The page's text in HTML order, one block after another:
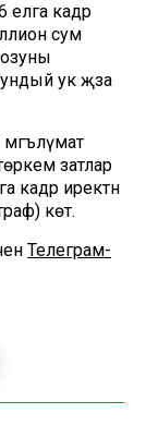
кадәр
сум
ук җәза
затлар
иректән
көтә.
Телеграм-